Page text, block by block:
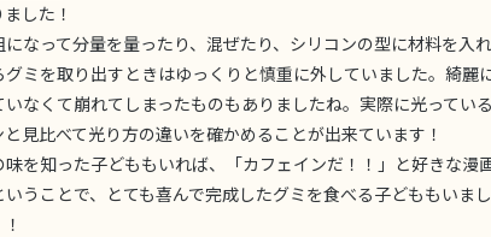
した！
なって分量を量ったり、混ぜたり、シリコンの型に材料を入
ミを取り出すときはゆっくりと慎重に外していました。綺麗
なくて崩れてしまったものもありましたね。実際に光ってい
見比べて光り方の違いを確かめることが出来ています！
を知った子どももいれば、「カフェインだ！！」と好きな漫
うことで、とても喜んで完成したグミを食べる子どももいま